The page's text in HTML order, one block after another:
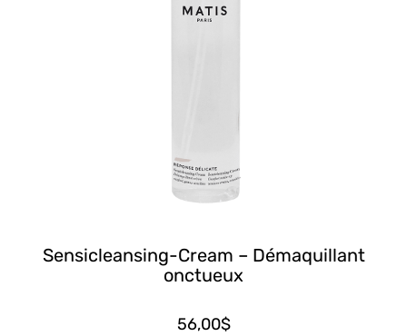
Sensicleansing-Cream – Démaquillant
onctueux
56,00$